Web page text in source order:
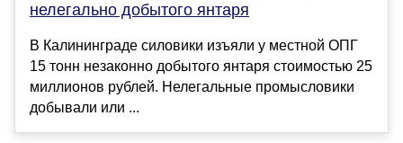
нелегально добытого янтаря
В Калининграде силовики изъяли у местной ОПГ
15 тонн незаконно добытого янтаря стоимостью 25
миллионов рублей. Нелегальные промысловики
добывали или ...